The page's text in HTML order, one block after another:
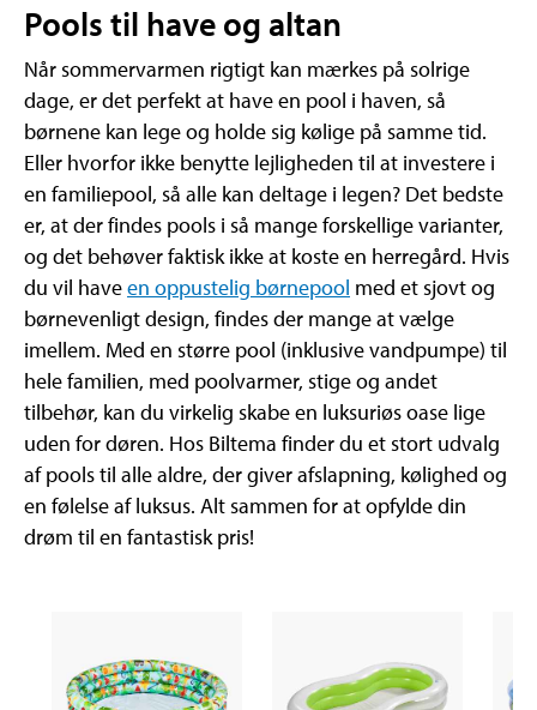
Pools til have og altan
Når sommervarmen rigtigt kan mærkes på solrige
dage, er det perfekt at have en pool i haven, så
børnene kan lege og holde sig kølige på samme tid.
Eller hvorfor ikke benytte lejligheden til at investere i
en familiepool, så alle kan deltage i legen? Det bedste
er, at der findes pools i så mange forskellige varianter,
og det behøver faktisk ikke at koste en herregård. Hvis
du vil haveen oppustelig børnepool med et sjovt og
børnevenligt design, findes der mange at vælge
imellem. Med en større pool (inklusive vandpumpe) til
hele familien, med poolvarmer, stige og andet
tilbehør, kan du virkelig skabe en luksuriøs oase lige
uden for døren. Hos Biltema finder du et stort udvalg
af pools til alle aldre, der giver afslapning, kølighed og
en følelse af luksus. Alt sammen for at opfylde din
drøm til en fantastisk pris!